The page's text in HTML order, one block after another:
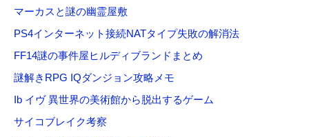
マーカスと謎の幽霊屋敷
PS4インターネット接続NATタイプ失敗の解消法
FF14謎の事件屋ヒルディブランドまとめ
謎解きRPG IQダンジョン攻略メモ
Ib イヴ 異世界の美術館から脱出するゲーム
サイコブレイク考察